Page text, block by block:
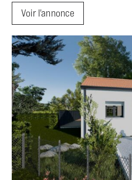
Voir l'annonce